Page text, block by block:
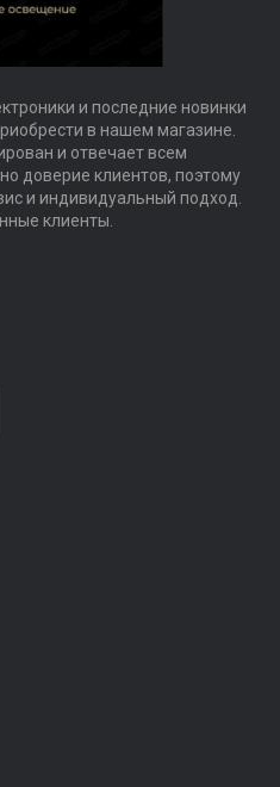
и последние новинки
в нашем магазине.
и отвечает всем
доверие клиентов, поэтому
и индивидуальный подход.
клиенты.